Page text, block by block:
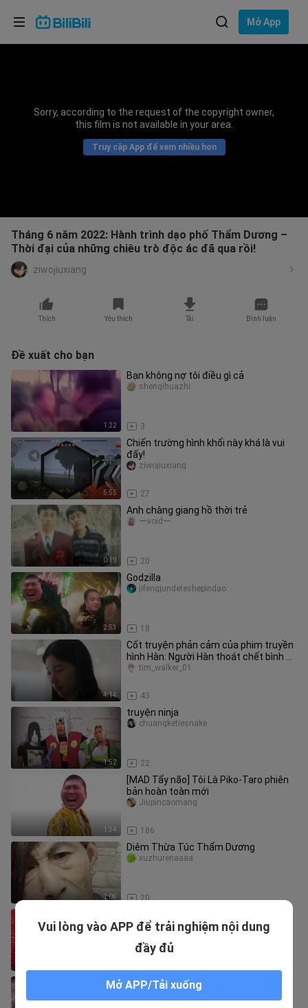
Mở App
Sorry, according to the request of the copyright owner,
this film is not available in your area.
Truy cập App để xem nhiều hơn
Tháng 6 năm 2022: Hành trình dạo phố Thẩm Dương –
Thời đại của những chiêu trò độc ác đã qua rồi!
ziwojiuxiang
Thích Yêu thích Tải Bình luận
Đề xuất cho bạn
1:22
Bạn không nợ tôi điều gì cả
3
shenqihuazhi
5:55
Chiến trường hình khối này khá là vui
đấy!
27
ziwojiuxiang
0:19
Anh chàng giang hồ thời trẻ
20
ーvoidー
2:53
Godzilla
18
jifengjundeteshepindao
4:14
Cốt truyện phản cảm của phim truyền
hình Hàn: Người Hàn thoát chết bình an
vô sự trong trận chiến vớ
43
tim_walker_01
1:52
truyện ninja
22
chuangketiesnake
1:34
[MAD Tẩy não] Tôi Là Piko-Taro phiên
bản hoàn toàn mới
186
Jiupincaomang
1:03
Diêm Thừa Túc Thẩm Dương
20
xuzhurenaaaa
năm mới của Kong Ge Yingmei🧧 (bổ
Các cảnh đã bị xóa khỏi tập đầu tiên
Vui lòng vào APP để trải nghiệm nội dung
đầy đủ
Mở APP/Tải xuống
Lựa chọn ngôn ngữ
Bahasa Indonesia